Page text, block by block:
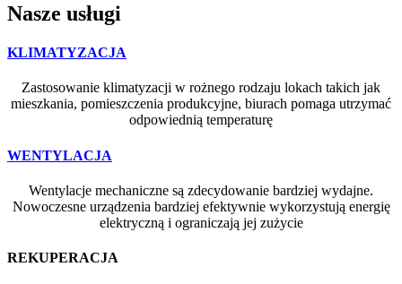
Nasze usługi
KLIMATYZACJA
Zastosowanie klimatyzacji w rożnego rodzaju lokach takich jak
mieszkania, pomieszczenia produkcyjne, biurach pomaga utrzymać
odpowiednią temperaturę
WENTYLACJA
Wentylacje mechaniczne są zdecydowanie bardziej wydajne.
Nowoczesne urządzenia bardziej efektywnie wykorzystują energię
elektryczną i ograniczają jej zużycie
REKUPERACJA